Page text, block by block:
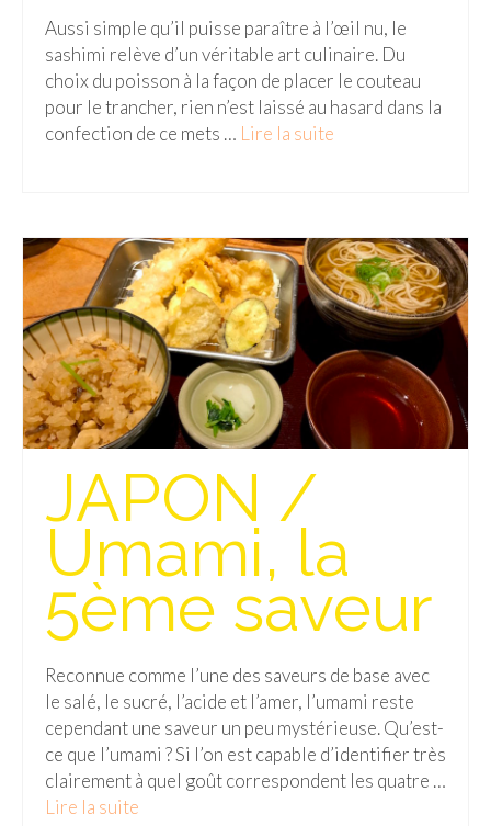
Cafés insolites
Cafés avec vue sur lac
LONDRES
PARIS
Restos chinois
Restos coréens
Restos japonais
Restos vietnamiens
Aussi simple qu’il puisse paraître à l’œil nu, le
sashimi relève d’un véritable art culinaire. Du
choix du poisson à la façon de placer le couteau
pour le trancher, rien n’est laissé au hasard dans la
confection de ce mets … Lire la suite­­
JAPON /
Umami, la
5ème saveur
Reconnue comme l’une des saveurs de base avec
le salé, le sucré, l’acide et l’amer, l’umami reste
cependant une saveur un peu mystérieuse. Qu’est-
ce que l’umami ? Si l’on est capable d’identifier très
clairement à quel goût correspondent les quatre …
Lire la suite­­